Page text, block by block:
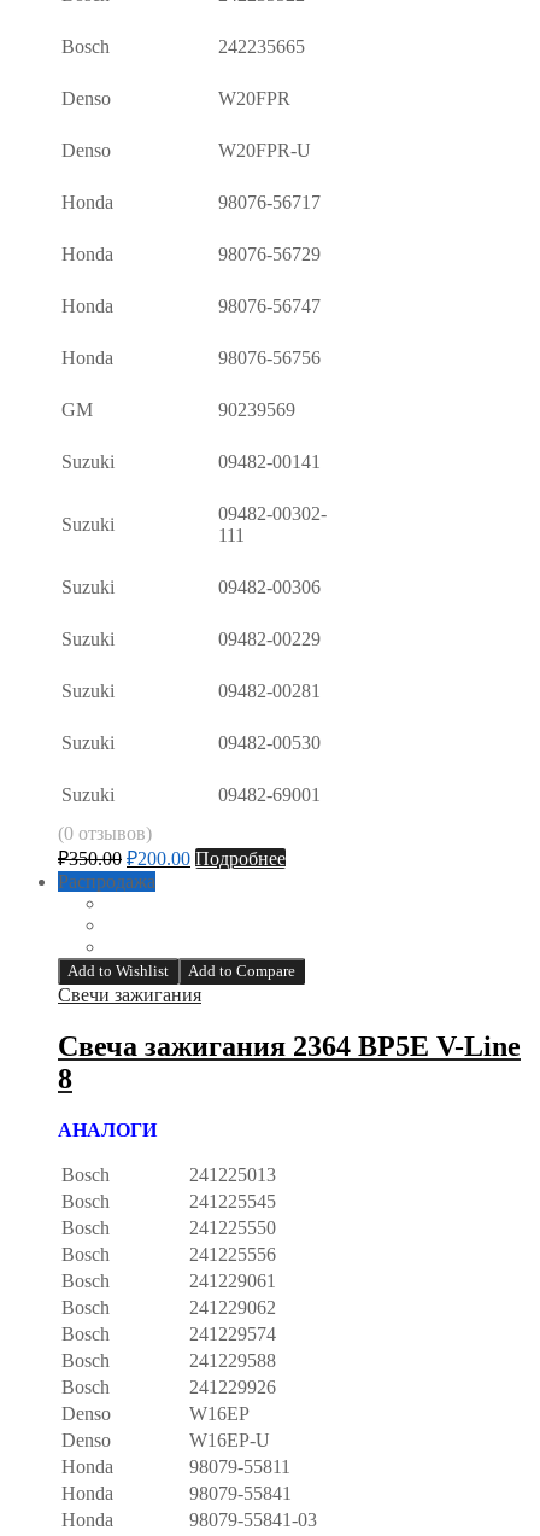
Bosch 242235665
Denso W20FPR
Denso W20FPR-U
Honda 98076-56717
Honda 98076-56729
Honda 98076-56747
Honda 98076-56756
GM 90239569
Suzuki 09482-00141
Suzuki
09482-00302-
111
Suzuki 09482-00306
Suzuki 09482-00229
Suzuki 09482-00281
Suzuki 09482-00530
Suzuki
09482-69001
(0 отзывов)
₽350.00 ₽200.00 Подробнее
Распродажа
Add to Wishlist Add to Compare
Свечи зажигания
Свеча зажигания 2364 BP5E V-Line
8
АНАЛОГИ
Bosch
241225013
Bosch
241225545
Bosch
241225550
Bosch
241225556
Bosch
241229061
Bosch
241229062
Bosch
241229574
Bosch
241229588
Bosch
241229926
Denso
W16EP
Denso
W16EP-U
Honda
98079-55811
Honda
98079-55841
Honda
98079-55841-03